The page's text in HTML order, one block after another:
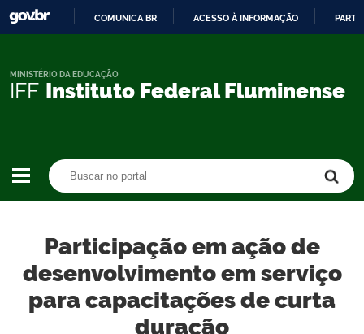
CONTEÚDO
COMUNICA BR ACESSO À INFORMAÇÃO
IFF Instituto Federal Fluminense
MINISTÉRIO DA EDUCAÇÃO
Participação em ação de
desenvolvimento em serviço
para capacitações de curta
duração